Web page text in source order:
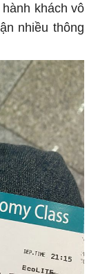
khách vô
nhiều thông